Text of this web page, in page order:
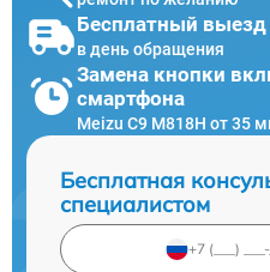
Бесплатный выезд
в день обращения
Замена кнопки
смартфона
Meizu C9 M818H от 35
Бесплатная
специалистом